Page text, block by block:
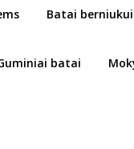
Batai berniukui
batai